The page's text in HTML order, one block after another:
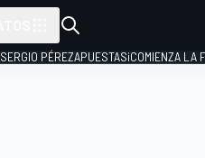
SERGIO PÉREZAPUESTAS¡COMIENZA LA